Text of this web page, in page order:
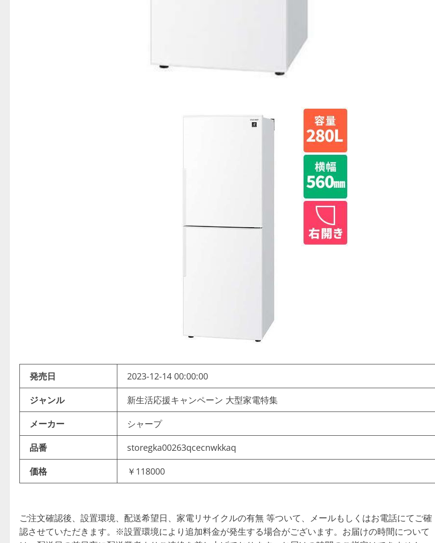
発売日 2023-12-14 00:00:00
ジャンル 新生活応援キャンペーン 大型家電特集
メーカー シャープ
品番 storegka00263qcecnwkkaq
価格 ￥118000
ご注文確認後、設置環境、配送希望日、家電リサイクルの有無 等ついて、メールもしくはお電話にてご確
認させていただきます。※設置環境により追加料金が発生する場合がございます。お届けの時間について